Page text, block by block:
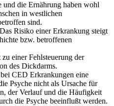
und die Ernährung haben wohl
in westlichen
sind.
Das Risiko einer Erkrankung steigt
bzw. betroffenen
einer Fehlsteuerung der
des Dickdarms.
CED Erkrankungen eine
Psyche nicht als Ursache für
der Verlauf und die Häufigkeit
die Psyche beeinflußt werden.